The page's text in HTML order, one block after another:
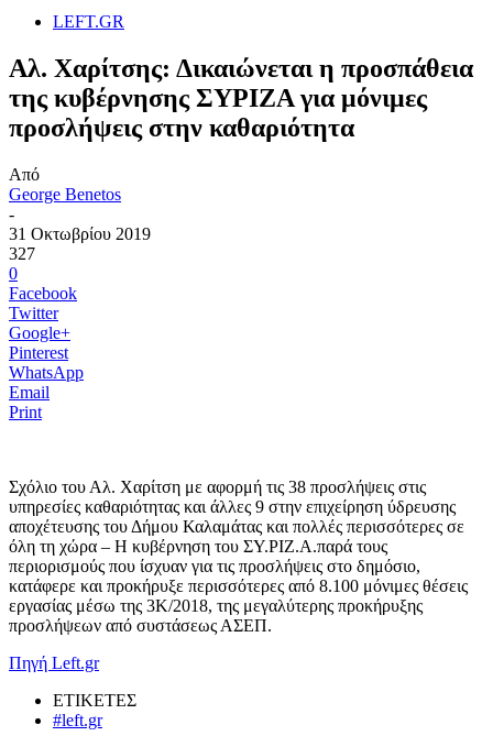
LEFT.GR
Αλ. Χαρίτσης: Δικαιώνεται η προσπάθεια
της κυβέρνησης ΣΥΡΙΖΑ για μόνιμες
προσλήψεις στην καθαριότητα
Από
George Benetos
-
31 Οκτωβρίου 2019
327
0
Facebook
Twitter
Google+
Pinterest
WhatsApp
Email
Print
Σχόλιο του Αλ. Χαρίτση με αφορμή τις 38 προσλήψεις στις
υπηρεσίες καθαριότητας και άλλες 9 στην επιχείρηση ύδρευσης
αποχέτευσης του Δήμου Καλαμάτας και πολλές περισσότερες σε
όλη τη χώρα – Η κυβέρνηση του ΣΥ.ΡΙΖ.Α.παρά τους
περιορισμούς που ίσχυαν για τις προσλήψεις στο δημόσιο,
κατάφερε και προκήρυξε περισσότερες από 8.100 μόνιμες θέσεις
εργασίας μέσω της 3Κ/2018, της μεγαλύτερης προκήρυξης
προσλήψεων από συστάσεως ΑΣΕΠ.
Πηγή Left.gr
ΕΤΙΚΕΤΕΣ
#left.gr